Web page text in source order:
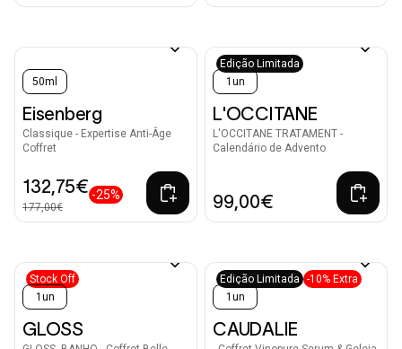
50ml
Eisenberg
Classique - Expertise Anti-Âge
Coffret
132,75€
177,00€
-25%
Edição Limitada
1un
L'OCCITANE
L'OCCITANE TRATAMENT -
Calendário de Advento
99,00€
Stock Off
1un
GLOSS
Edição Limitada
-10% Extra
1un
CAUDALIE